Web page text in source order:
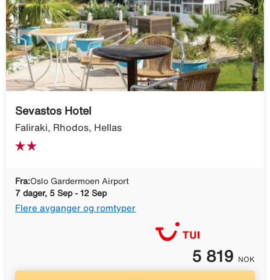
Sevastos Hotel
Faliraki, Rhodos, Hellas
Fra:Oslo Gardermoen Airport
7 dager, 5 Sep - 12 Sep
Flere avganger og romtyper
5 819 NOK